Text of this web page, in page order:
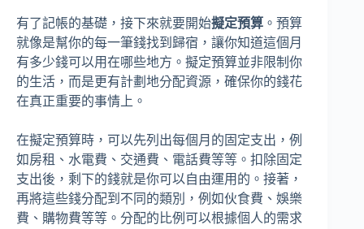
有了記帳的基礎，接下來就要開始擬定預算 。預算
就像是幫你的每一筆錢找到歸宿，讓你知道這個月
有多少錢可以用在哪些地方。擬定預算並非限制你
的生活，而是更有計劃地分配資源，確保你的錢花
在真正重要的事情上。
在擬定預算時，可以先列出每個月的固定支出，例
如房租、水電費、交通費、電話費等等。扣除固定
支出後，剩下的錢就是你可以自由運用的。接著，
再將這些錢分配到不同的類別，例如伙食費、娛樂
費、購物費等等。分配的比例可以根據個人的需求